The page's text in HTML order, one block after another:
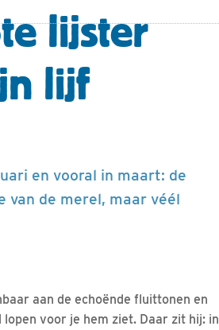
lijster
lijf
en vooral in maart: de
van de merel, maar véél
aan de echoënde fluittonen en
voor je hem ziet. Daar zit hij: in